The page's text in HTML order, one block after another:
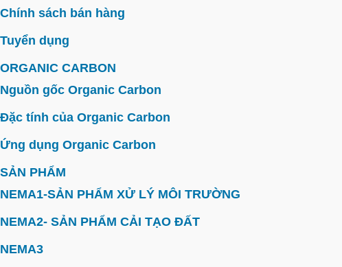
Chính sách bán hàng
Tuyển dụng
ORGANIC CARBON
Nguồn gốc Organic Carbon
Đặc tính của Organic Carbon
Ứng dụng Organic Carbon
SẢN PHẨM
NEMA1-SẢN PHẨM XỬ LÝ MÔI TRƯỜNG
NEMA2- SẢN PHẨM CẢI TẠO ĐẤT
NEMA3